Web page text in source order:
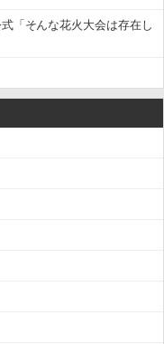
「そんな花火大会は存在し